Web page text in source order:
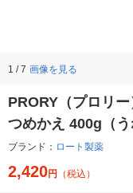
1 / 7 画像を見る
PRORY（プロリ
つめかえ 400g（
ブランド： ロート製薬
2,420円 （税込）